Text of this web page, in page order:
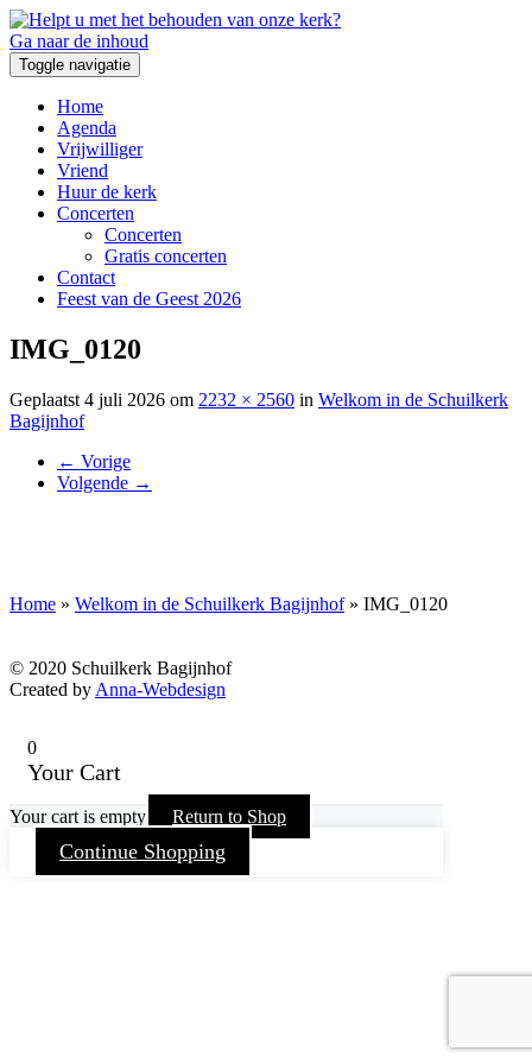
Ga naar de inhoud
Toggle navigatie
Home
Agenda
Vrijwilliger
Vriend
Huur de kerk
Concerten
Concerten
Gratis concerten
Contact
Feest van de Geest 2026
IMG_0120
Geplaatst 4 juli 2026 om 2232 × 2560 in Welkom in de Schuilkerk
Bagijnhof
← Vorige
Volgende →
Home » Welkom in de Schuilkerk Bagijnhof» IMG_0120
© 2020 Schuilkerk Bagijnhof
Created by Anna-Webdesign
0
Your Cart
Your cart is empty Return to Shop
Continue Shopping